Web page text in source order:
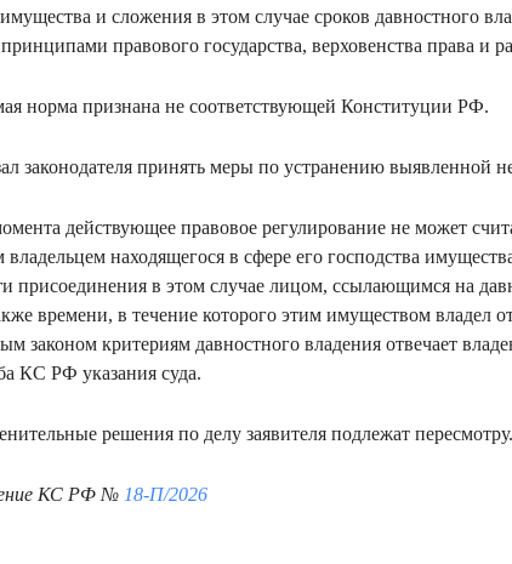
и сложения в этом случае сроков давностного
правового государства, верховенства права и
норма признана не соответствующей Конституции РФ.
законодателя принять меры по устранению выявленной
действующее правовое регулирование не может
находящегося в сфере его господства
присоединения в этом случае лицом, ссылающимся на
времени, в течение которого этим имуществом владел
законом критериям давностного владения отвечает
КС РФ указания суда.
решения по делу заявителя подлежат пересмотру.
КС РФ № 18-П/2026